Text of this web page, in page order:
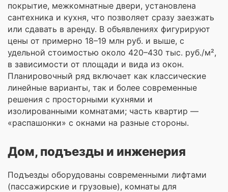
покрытие, межкомнатные двери, установлена
сантехника и кухня, что позволяет сразу заезжать
или сдавать в аренду. В объявлениях фигурируют
цены от примерно 18–19 млн руб. и выше, с
удельной стоимостью около 420–430 тыс. руб./м²,
в зависимости от площади и вида из окон.
Планировочный ряд включает как классические
линейные варианты, так и более современные
решения с просторными кухнями и
изолированными комнатами; часть квартир —
«распашонки» с окнами на разные стороны.
Дом, подъезды и инженерия
Подъезды оборудованы современными лифтами
(пассажирские и грузовые), комнаты для